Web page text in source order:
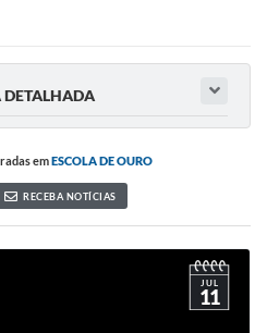
DETALHADA
emESCOLA DE OURO
RECEBA NOTÍCIAS
JUL
11